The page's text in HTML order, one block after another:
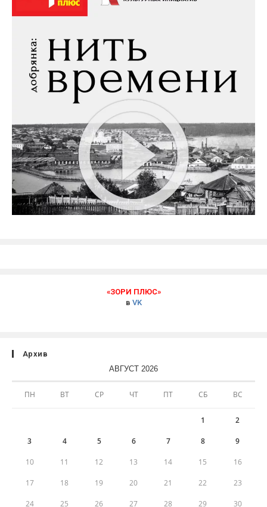
«ЗОРИ ПЛЮС»
в VK
Архив
АВГУСТ 2026
ПН ВТ СР ЧТ ПТ СБ ВС
1 2
3 4 5 6 7 8 9
10 11 12 13 14 15 16
17 18 19 20 21 22 23
24 25 26 27 28 29 30